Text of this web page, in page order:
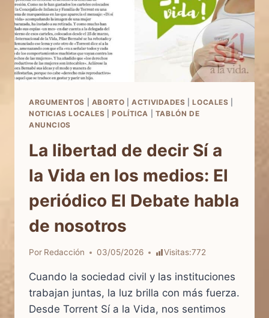
ARGUMENTOS ABORTO |ACTIVIDADES |LOCALES
NOTICIAS LOCALES |POLÍTICA
TABLÓN DE
ANUNCIOS
La libertad de decir Sí a
la Vida en los medios: El
periódico El Debate habla
de nosotros
Por Redacción 03/05/2026 Visitas:772
Cuando la sociedad civil y las instituciones
trabajan juntas, la luz brilla con más fuerza.
Desde Torrent Sí a la Vida, nos sentimos